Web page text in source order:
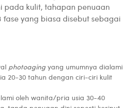
pada kulit, tahapan penuaan
yang biasa disebut sebagai
photoaging yang umumnya dialami
20-30 tahun dengan ciri-ciri kulit
oleh wanita/pria usia 30-40